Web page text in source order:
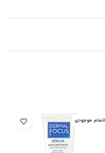
اتمام موجودی